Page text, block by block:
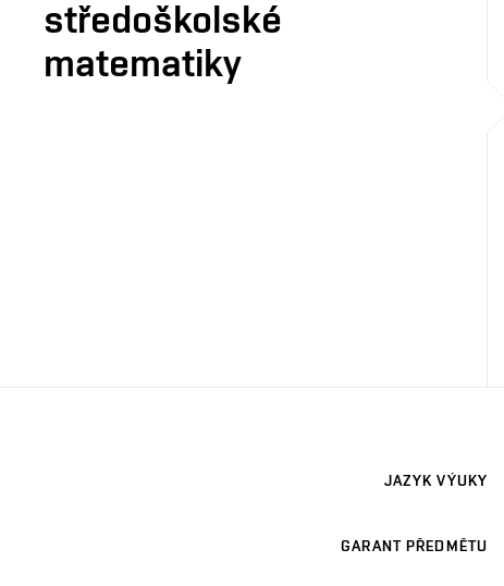
středoškolské
matematiky
JAZYK VÝUKY
GARANT PŘEDMĚTU